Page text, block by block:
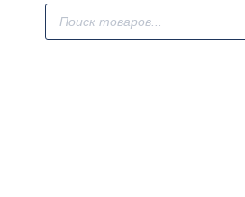
Поиск
товаров